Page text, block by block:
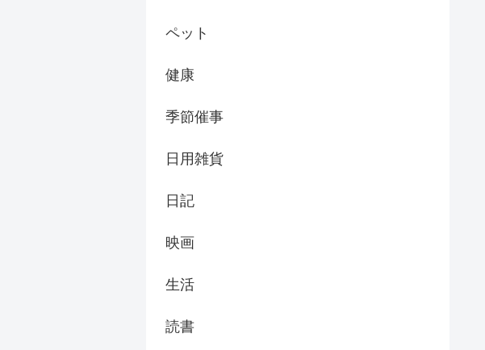
ペット
健康
季節催事
日用雑貨
日記
映画
生活
読書